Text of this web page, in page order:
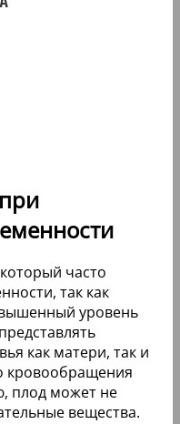
часто
так как
уровень
как матери, так и
кровообращения
плод может не
вещества.